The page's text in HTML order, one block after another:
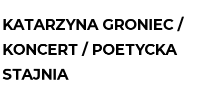
KONCERT
/
POETYCKA
KATARZYNA GRONIEC /
KONCERT / POETYCKA
STAJNIA